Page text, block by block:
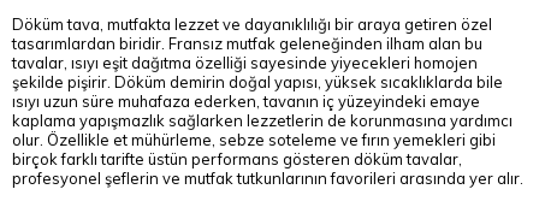
Döküm tava, mutfakta lezzet ve dayanıklılığı bir araya getiren özel
tasarımlardan biridir. Fransız mutfak geleneğinden ilham alan bu
tavalar, ısıyı eşit dağıtma özelliği sayesinde yiyecekleri homojen
şekilde pişirir. Döküm demirin doğal yapısı, yüksek sıcaklıklarda bile
ısıyı uzun süre muhafaza ederken, tavanın iç yüzeyindeki emaye
kaplama yapışmazlık sağlarken lezzetlerin de korunmasına yardımcı
olur. Özellikle et mühürleme, sebze soteleme ve fırın yemekleri gibi
birçok farklı tarifte üstün performans gösteren döküm tavalar,
profesyonel şeflerin ve mutfak tutkunlarının favorileri arasında yer alır.